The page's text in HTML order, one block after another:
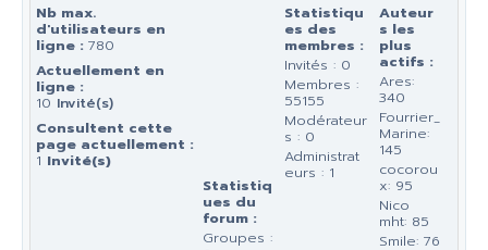
Nb max.
d'utilisateurs en
ligne : 780
Actuellement en
ligne :
10 Invité(s)
Consultent cette
page actuellement :
1 Invité(s)
Auteur
s les
plus
actifs :
Ares:
340
Fourrier_
Marine:
145
cocorou
x: 95
Nico
mht: 85
Smile: 76
Statistiqu
es des
membres :
Invités : 0
Membres :
55155
Modérateur
s : 0
Administrat
eurs : 1
Statistiq
ues du
forum :
Groupes :